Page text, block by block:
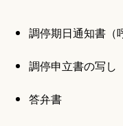
調停期日通知書（
調停申立書の写し
答弁書